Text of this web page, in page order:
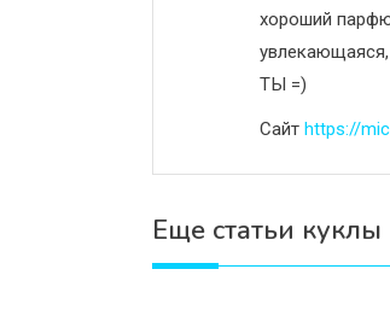
хороший
ТЫ =)
Сайт https://
Еще статьи куклы